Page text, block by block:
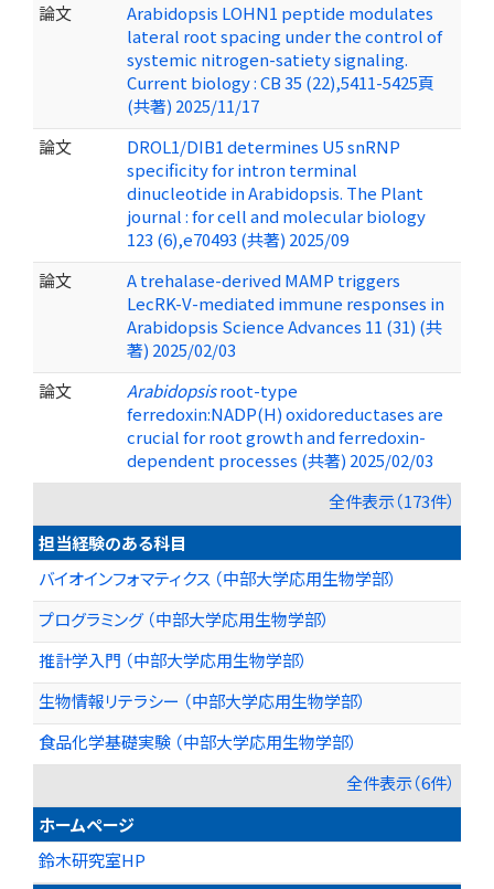
論文
Arabidopsis LOHN1 peptide modulates
lateral root spacing under the control of
systemic nitrogen-satiety signaling.
Current biology : CB 35 (22),5411-5425頁
(共著) 2025/11/17
論文
DROL1/DIB1 determines U5 snRNP
specificity for intron terminal
dinucleotide in Arabidopsis. The Plant
journal : for cell and molecular biology
123 (6),e70493 (共著) 2025/09
論文
A trehalase-derived MAMP triggers
LecRK-V-mediated immune responses in
Arabidopsis Science Advances 11 (31) (共
著) 2025/02/03
論文
Arabidopsisroot-type
ferredoxin:NADP(H) oxidoreductases are
crucial for root growth and ferredoxin-
dependent processes (共著) 2025/02/03
全件表示（173件）
担当経験のある科目
バイオインフォマティクス （中部大学応用生物学部）
プログラミング （中部大学応用生物学部）
推計学入門 （中部大学応用生物学部）
生物情報リテラシー （中部大学応用生物学部）
食品化学基礎実験 （中部大学応用生物学部）
全件表示（6件）
ホームページ
鈴木研究室HP